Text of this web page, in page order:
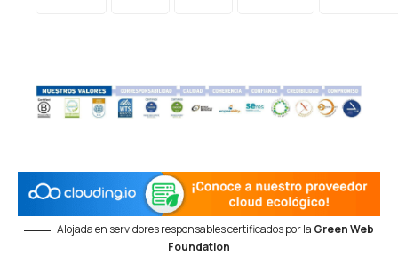
Alojada en servidores responsables certificados por la Green Web
Foundation